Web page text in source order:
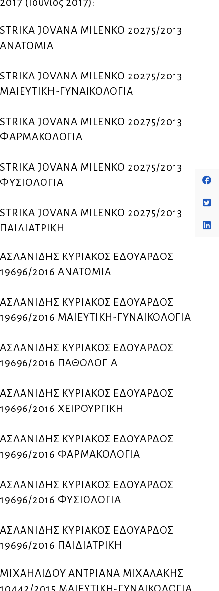
2017 (Ιούνιος 2017):
STRIKA JOVANA MILENKO 20275/2013
ΑΝΑΤΟΜΙΑ
STRIKA JOVANA MILENKO 20275/2013
ΜΑΙΕΥΤΙΚΗ-ΓΥΝΑΙΚΟΛΟΓΙΑ
STRIKA JOVANA MILENKO 20275/2013
ΦΑΡΜΑΚΟΛΟΓΙΑ
STRIKA JOVANA MILENKO 20275/2013
ΦΥΣΙΟΛΟΓΙΑ
STRIKA JOVANA MILENKO 20275/2013
ΠΑΙΔΙΑΤΡΙΚΗ
ΑΣΛΑΝΙΔΗΣ ΚΥΡΙΑΚΟΣ ΕΔΟΥΑΡΔΟΣ
19696/2016 ΑΝΑΤΟΜΙΑ
ΑΣΛΑΝΙΔΗΣ ΚΥΡΙΑΚΟΣ ΕΔΟΥΑΡΔΟΣ
19696/2016 ΜΑΙΕΥΤΙΚΗ-ΓΥΝΑΙΚΟΛΟΓΙΑ
ΑΣΛΑΝΙΔΗΣ ΚΥΡΙΑΚΟΣ ΕΔΟΥΑΡΔΟΣ
19696/2016 ΠΑΘΟΛΟΓΙΑ
ΑΣΛΑΝΙΔΗΣ ΚΥΡΙΑΚΟΣ ΕΔΟΥΑΡΔΟΣ
19696/2016 ΧΕΙΡΟΥΡΓΙΚΗ
ΑΣΛΑΝΙΔΗΣ ΚΥΡΙΑΚΟΣ ΕΔΟΥΑΡΔΟΣ
19696/2016 ΦΑΡΜΑΚΟΛΟΓΙΑ
ΑΣΛΑΝΙΔΗΣ ΚΥΡΙΑΚΟΣ ΕΔΟΥΑΡΔΟΣ
19696/2016 ΦΥΣΙΟΛΟΓΙΑ
ΑΣΛΑΝΙΔΗΣ ΚΥΡΙΑΚΟΣ ΕΔΟΥΑΡΔΟΣ
19696/2016 ΠΑΙΔΙΑΤΡΙΚΗ
ΜΙΧΑΗΛΙΔΟΥ ΑΝΤΡΙΑΝΑ ΜΙΧΑΛΑΚΗΣ